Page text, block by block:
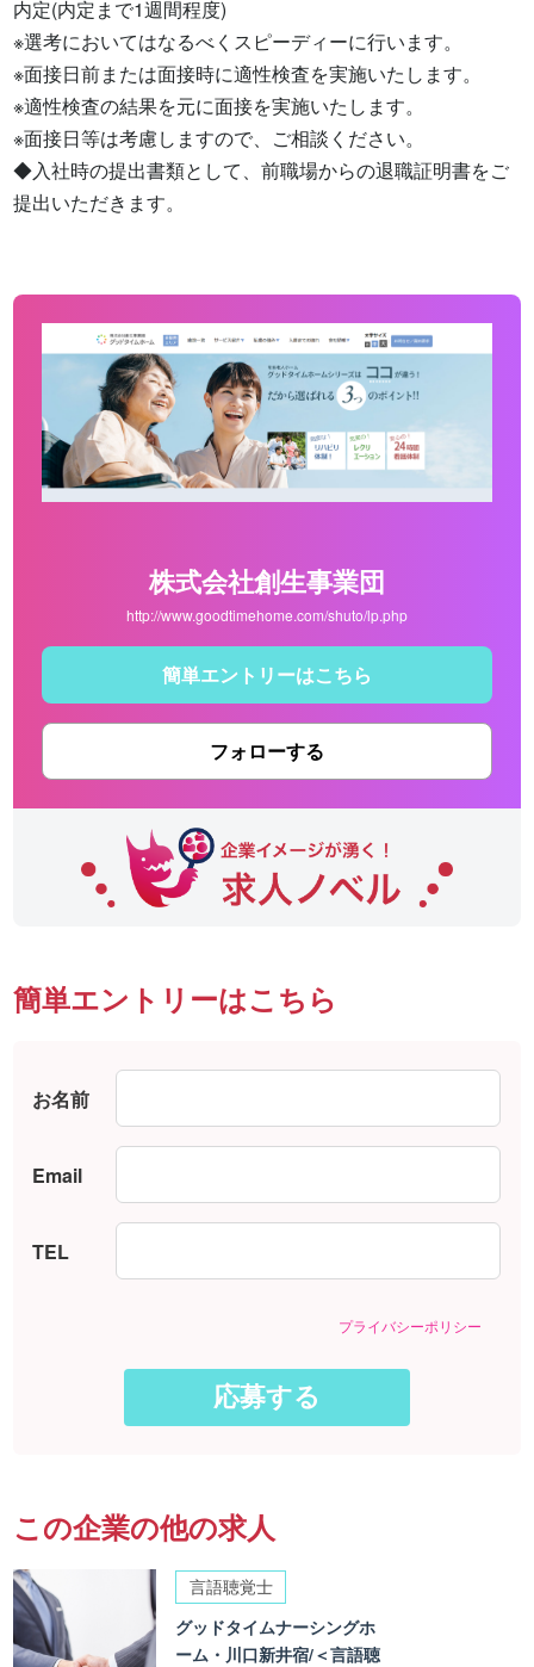
内定(内定まで1週間程度)
※選考においてはなるべくスピーディーに行います。
※面接日前または面接時に適性検査を実施いたします。
※適性検査の結果を元に面接を実施いたします。
※面接日等は考慮しますので、ご相談ください。
◆入社時の提出書類として、前職場からの退職証明書をご
提出いただきます。
株式会社創生事業団
http://www.goodtimehome.com/shuto/lp.php
簡単エントリーはこちら
フォローする
簡単エントリーはこちら
お名前
Email
TEL
プライバシーポリシー
この企業の他の求人
言語聴覚士
グッドタイムナーシングホ
ーム・川口新井宿/＜言語聴